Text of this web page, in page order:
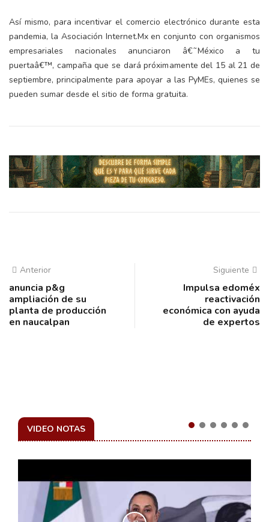
Así mismo, para incentivar el comercio electrónico durante esta
pandemia, la Asociación Internet.Mx en conjunto con organismos
empresariales nacionales anunciaron â€˜México a tu
puertaâ€™, campaña que se dará próximamente del 15 al 21 de
septiembre, principalmente para apoyar a las PyMEs, quienes se
pueden sumar desde el sitio de forma gratuita.
Anterior
anuncia p&g
ampliación de su
planta de producción
en naucalpan
Siguiente
Impulsa edoméx
reactivación
económica con ayuda
de expertos
VIDEO NOTAS